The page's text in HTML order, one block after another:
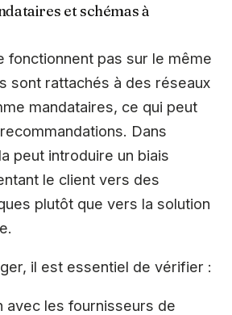
et schémas à
fonctionnent pas sur le même
sont rattachés à des réseaux
mandataires, ce qui peut
Dans
peut introduire un biais
le client vers des
plutôt que vers la solution
il est essentiel de vérifier :
avec les fournisseurs de